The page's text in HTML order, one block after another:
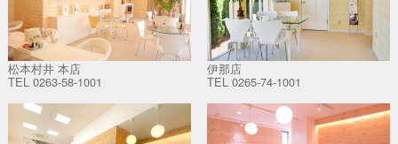
松本村井 本店
TEL 0263-58-1001
伊那店
TEL 0265-74-1001